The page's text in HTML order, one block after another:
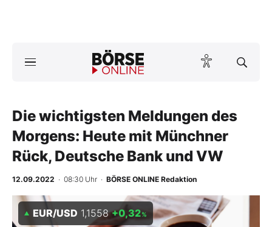
Anlageprodukte
Finanz-Check
Abo & Shop
BO-Musterdepots
Die wichtigsten Meldungen des
Morgens: Heute mit Münchner
Rück, Deutsche Bank und VW
12.09.2022 · 08:30 Uhr · BÖRSE ONLINE Redaktion
EUR/USD 1,1558 +0,32%